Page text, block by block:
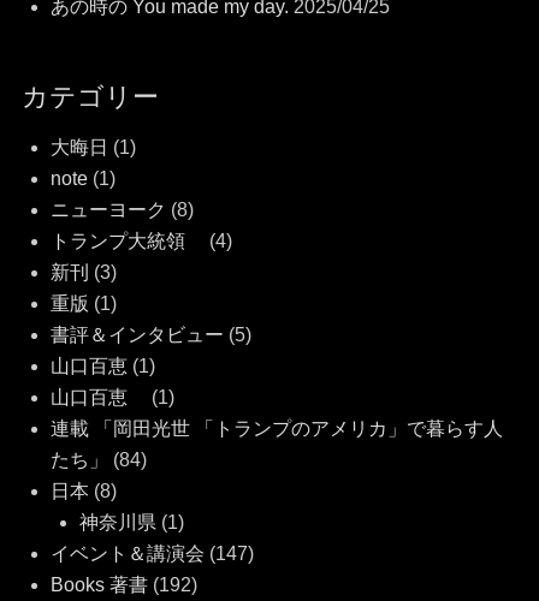
あの時の You made my day. 2025/04/25
カテゴリー
大晦日 (1)
note(1)
ニューヨーク (8)
トランプ大統領
(4)
新刊 (3)
重版 (1)
書評＆インタビュー (5)
山口百恵(1)
山口百恵
(1)
連載 「岡田光世 「トランプのアメリカ」で暮らす人
たち」
(84)
日本 (8)
神奈川県 (1)
イベント＆講演会 (147)
Books 著書(192)